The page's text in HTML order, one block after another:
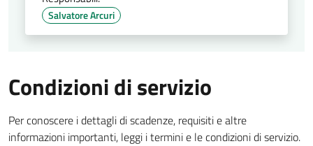
Salvatore Arcuri
Condizioni di servizio
Per conoscere i dettagli di scadenze, requisiti e altre
informazioni importanti, leggi i termini e le condizioni di servizio.